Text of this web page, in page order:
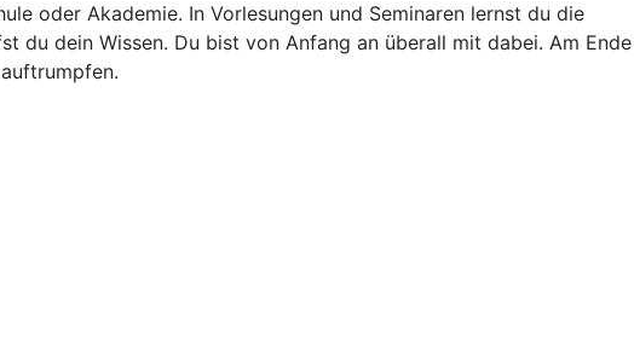
oder Akademie. In Vorlesungen und Seminaren lernst du die
du dein Wissen. Du bist von Anfang an überall mit dabei. Am Ende